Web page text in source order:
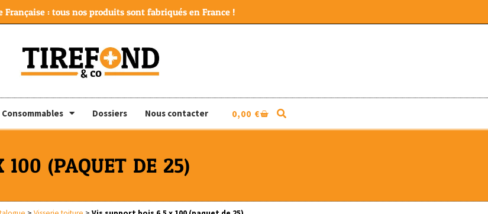
Française : tous nos produits sont fabriqués en France !
Consommables Dossiers Nous contacter 0,00 €
100 (PAQUET DE 25)